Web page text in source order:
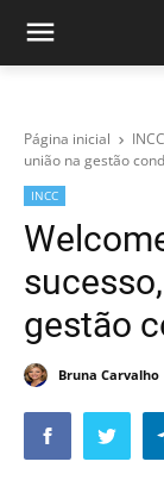
Página inicial INCC
união na gestão
INCC
gestão
Bruna Carvalho